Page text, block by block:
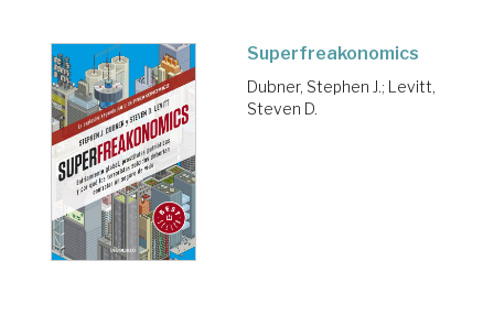
Superfreakonomics
Dubner, Stephen J.; Levitt,
Steven D.